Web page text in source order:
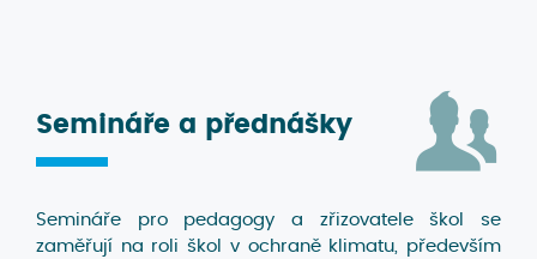
Semináře a přednášky
Semináře pro pedagogy a zřizovatele škol se
zaměřují na roli škol v ochraně klimatu, především